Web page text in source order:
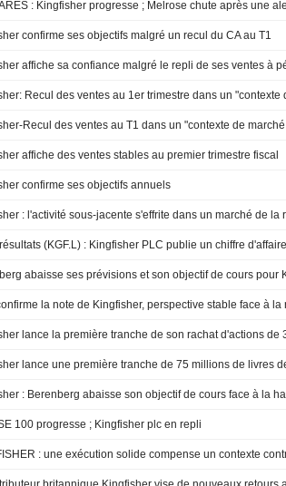
: Kingfisher progresse ; Melrose chute après une
confirme ses objectifs malgré un recul du CA au T1
Recul des ventes au T1 dans un "contexte de
affiche des ventes stables au premier trimestre fiscal
confirme ses objectifs annuels
100 progresse ; Kingfisher plc en repli
: une exécution solide compense un contexte